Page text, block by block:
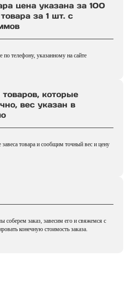
цена указана за 100
за 1 шт. с
по телефону, указанному на сайте
которые
вес указан в
товара и сообщим точный вес и цену
соберем заказ, завесим его и свяжемся с
конечную стоимость заказа.